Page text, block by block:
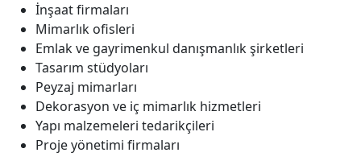
İnşaat firmaları
Mimarlık ofisleri
Emlak ve gayrimenkul danışmanlık şirketleri
Tasarım stüdyoları
Peyzaj mimarları
Dekorasyon ve iç mimarlık hizmetleri
Yapı malzemeleri tedarikçileri
Proje yönetimi firmaları